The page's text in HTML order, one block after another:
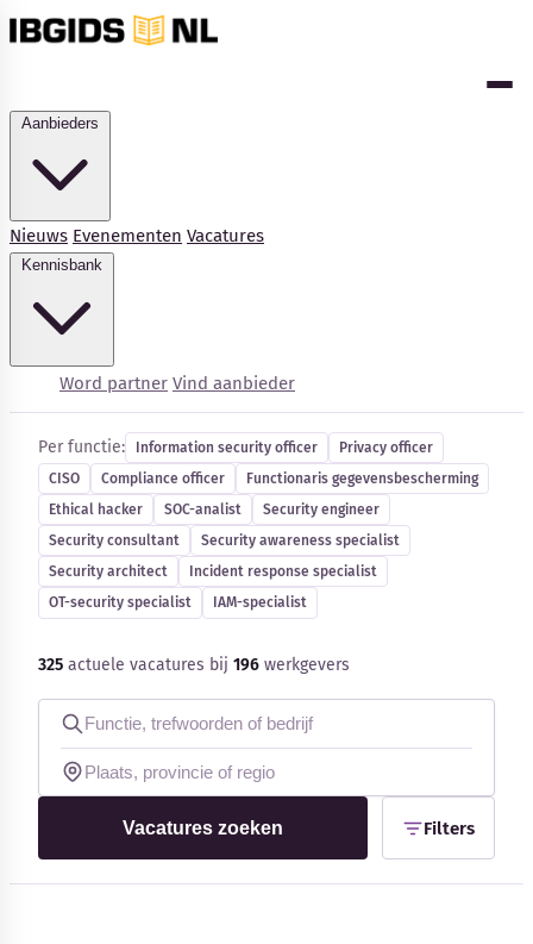
Nieuws Evenementen Vacatures
Word partner Vind aanbieder
Kennisbank
Blog
Bedrijfsupdates
Externe bronnen
Woordenboek
Auteurs
Cybersecurity-vacatures
Per functie: Information security officer
Privacy officer
CISO
Compliance officer
Functionaris gegevensbescherming
Ethical hacker
SOC-analist
Security engineer
Security consultant
Security awareness specialist
Security architect
Incident response specialist
OT-security specialist
IAM-specialist
325 actuele vacatures bij 196 werkgevers
Vacatures zoeken Filters